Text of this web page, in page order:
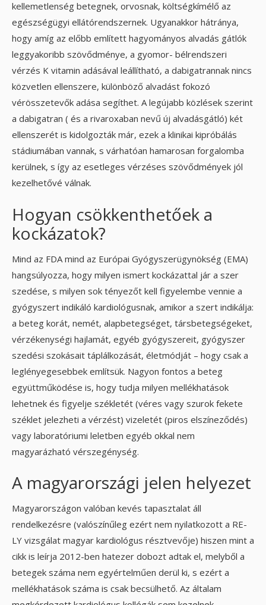
kellemetlenség betegnek, orvosnak, költségkímélő az
egészségügyi ellátórendszernek. Ugyanakkor hátránya,
hogy amíg az előbb említett hagyományos alvadás gátlók
leggyakoribb szövődménye, a gyomor- bélrendszeri
vérzés K vitamin adásával leállítható, a dabigatrannak nincs
közvetlen ellenszere, különböző alvadást fokozó
vérösszetevők adása segíthet. A legújabb közlések szerint
a dabigatran ( és a rivaroxaban nevű új alvadásgátló) két
ellenszerét is kidolgozták már, ezek a klinikai kipróbálás
stádiumában vannak, s várhatóan hamarosan forgalomba
kerülnek, s így az esetleges vérzéses szövődmények jól
kezelhetővé válnak.
Hogyan csökkenthetőek a
kockázatok?
Mind az FDA mind az Európai Gyógyszerügynökség (EMA)
hangsúlyozza, hogy milyen ismert kockázattal jár a szer
szedése, s milyen sok tényezőt kell figyelembe vennie a
gyógyszert indikáló kardiológusnak, amikor a szert indikálja:
a beteg korát, nemét, alapbetegséget, társbetegségeket,
vérzékenységi hajlamát, egyéb gyógyszereit, gyógyszer
szedési szokásait táplálkozását, életmódját – hogy csak a
leglényegesebbek említsük. Nagyon fontos a beteg
együttműködése is, hogy tudja milyen mellékhatások
lehetnek és figyelje székletét (véres vagy szurok fekete
széklet jelezheti a vérzést) vizeletét (piros elszíneződés)
vagy laboratóriumi leletben egyéb okkal nem
magyarázható vérszegénység.
A magyarországi jelen helyezet
Magyarországon valóban kevés tapasztalat áll
rendelkezésre (valószínűleg ezért nem nyilatkozott a RE-
LY vizsgálat magyar kardiológus résztvevője) hiszen mint a
cikk is leírja 2012-ben hatezer dobozt adtak el, melyből a
betegek száma nem egyértelműen derül ki, s ezért a
mellékhatások száma is csak becsülhető. Az általam